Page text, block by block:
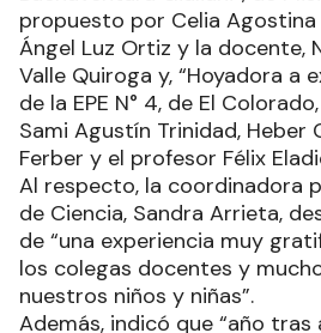
propuesto por Celia Agostina
Ángel Luz Ortiz y la docente,
Valle Quiroga y, “Hoyadora a
de la EPE N° 4, de El
Sami Agustín Trinidad, Heber
Ferber y el profesor Félix
Al respecto, la coordinadora
de Ciencia, Sandra Arrieta,
de “una experiencia muy
los colegas docentes y
nuestros niños y niñas”.
Además, indicó que “año tras